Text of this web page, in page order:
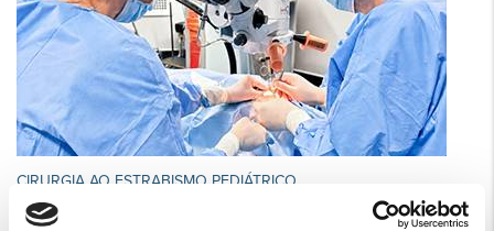
CIRURGIA AO ESTRABISMO PEDIÁTRICO
Realizou-se no Hospital CUF Faro a primeira Cirurgia de Estrabismo
Pediátrico n…